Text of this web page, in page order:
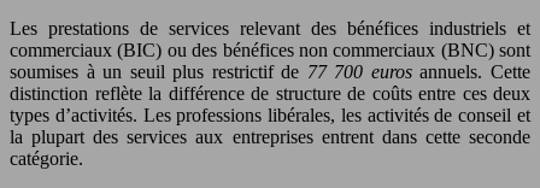
Les prestations de services relevant des bénéfices industriels et
commerciaux (BIC) ou des bénéfices non commerciaux (BNC) sont
soumises à un seuil plus restrictif de 77 700 eurosannuels. Cette
distinction reflète la différence de structure de coûts entre ces deux
types d’activités. Les professions libérales, les activités de conseil et
la plupart des services aux entreprises entrent dans cette seconde
catégorie.